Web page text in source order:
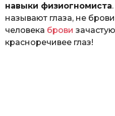
навыки физиогномиста
называют глаза, не
человека брови
красноречивее глаз!